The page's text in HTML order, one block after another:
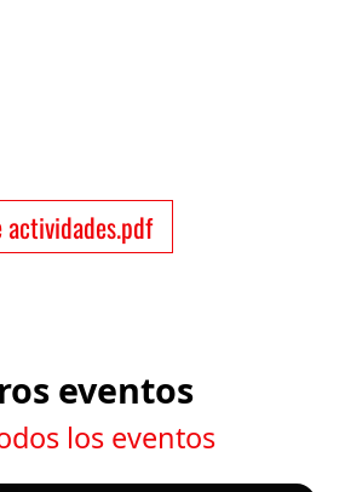
actividades.pdf
eventos
los eventos